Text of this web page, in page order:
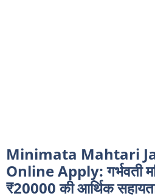
Minimata Mahtari
Online Apply: गर्भवती
₹20000 की आर्थिक